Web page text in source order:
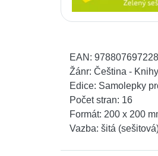
EAN:
Žánr: Čeština -
Edice: Samolepky
Počet stran: 16
Formát: 200 x 200
Vazba: šitá